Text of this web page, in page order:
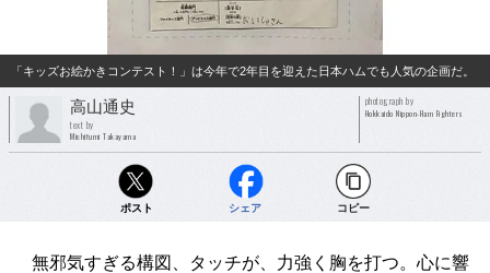
「キッズお絵かきコンテスト！」は今年で2年目を迎えた日本ハムでも人気の企画だ。
高山通史
text by
Michifumi Takayama
photograph by
Hokkaido Nippon-Ham Fighters
ポスト シェア コピー
無邪気すぎる構図、タッチが、力強く胸を打つ。心に響